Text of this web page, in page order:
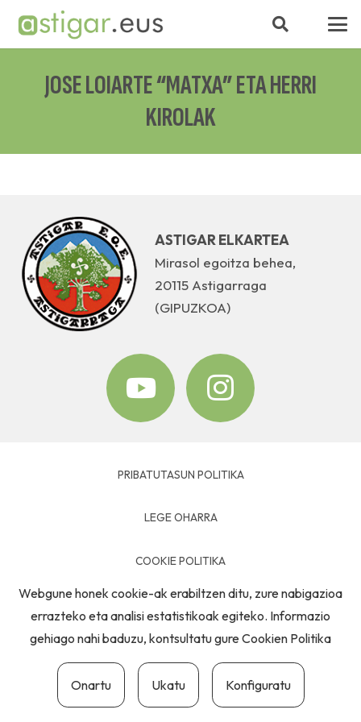
JOSE LOIARTE “MATXA” ETA HERRI
KIROLAK
ASTIGAR ELKARTEA
Mirasol egoitza behea,
20115 Astigarraga
(GIPUZKOA)
PRIBATUTASUN POLITIKA
LEGE OHARRA
COOKIE POLITIKA
Webgune honek cookie-ak erabiltzen ditu, zure nabigazioa
errazteko eta analisi estatistikoak egiteko. Informazio
gehiago nahi baduzu, kontsultatu gureCookien Politika
Onartu Ukatu Konfiguratu